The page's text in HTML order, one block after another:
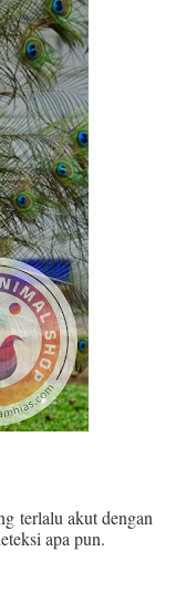
terlalu akut dengan
apa pun.